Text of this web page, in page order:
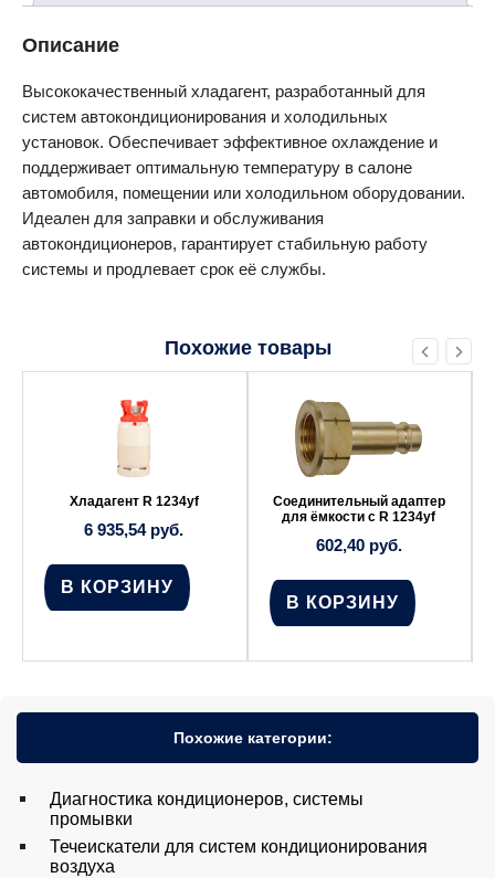
Описание
Высококачественный хладагент, разработанный для
систем автокондиционирования и холодильных
установок. Обеспечивает эффективное охлаждение и
поддерживает оптимальную температуру в салоне
автомобиля, помещении или холодильном оборудовании.
Идеален для заправки и обслуживания
автокондиционеров, гарантирует стабильную работу
системы и продлевает срок её службы.
Похожие товары
Хладагент R 1234yf
6 935,54 руб.
В КОРЗИНУ
Соединительный адаптер
для ёмкости с R 1234yf
602,40 руб.
В КОРЗИНУ
Похожие категории:
Диагностика кондиционеров, системы
промывки
Течеискатели для систем кондиционирования
воздуха